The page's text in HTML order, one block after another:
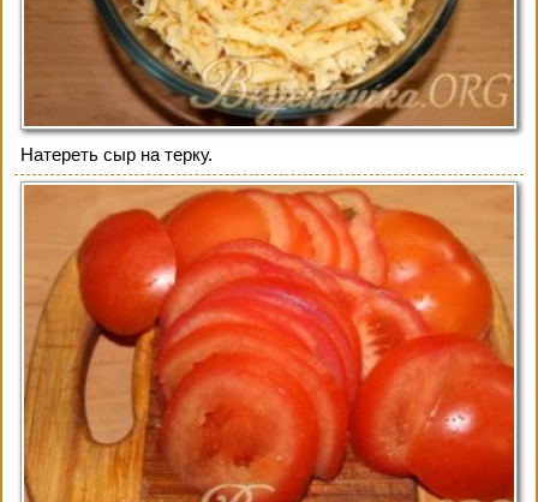
Натереть сыр на терку.